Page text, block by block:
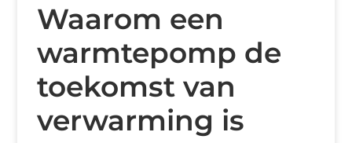
Waarom een
warmtepomp de
toekomst van
verwarming is